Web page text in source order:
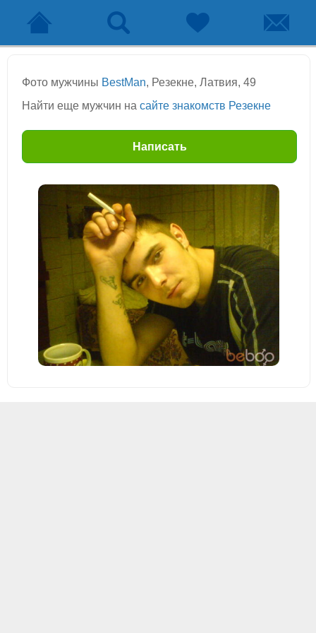
Фото мужчины BestMan, Резекне, Латвия, 49
Найти еще мужчин на сайте знакомств Резекне
Написать